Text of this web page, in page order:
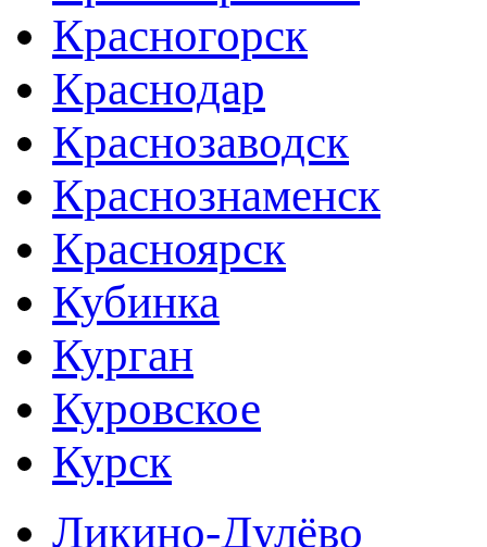
Красногорск
Краснодар
Краснозаводск
Краснознаменск
Красноярск
Кубинка
Курган
Куровское
Курск
Ликино-Дулёво